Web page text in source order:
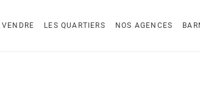
VENDRE LES QUARTIERS NOS AGENCES